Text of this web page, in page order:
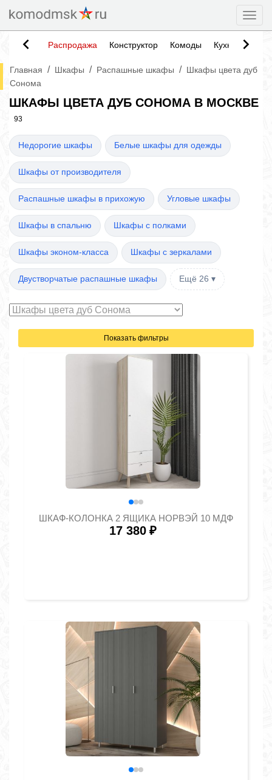
Распродажа Конструктор Комоды Кухни
Главная / Шкафы / Распашные шкафы / Шкафы цвета дуб
Сонома
ШКАФЫ ЦВЕТА ДУБ СОНОМА В МОСКВЕ
93
Недорогие шкафы Белые шкафы для одежды
Шкафы от производителя
Распашные шкафы в прихожую Угловые шкафы
Шкафы в спальню Шкафы с полками
Шкафы эконом-класса Шкафы с зеркалами
Двустворчатые распашные шкафы Ещё 26 ▾
Показать фильтры
ШКАФ-КОЛОНКА 2 ЯЩИКА НОРВЭЙ 10 МДФ
17 380 ₽